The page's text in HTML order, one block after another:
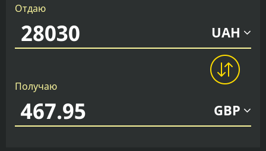
Отдаю
UAH
Получаю
GBP